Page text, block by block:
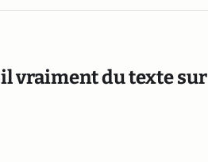
vraiment du texte sur